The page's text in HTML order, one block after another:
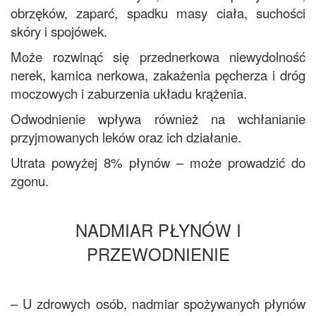
obrzęków, zaparć, spadku masy ciała, suchości
skóry i spojówek.
Może rozwinąć się przednerkowa niewydolność
nerek, kamica nerkowa, zakażenia pęcherza i dróg
moczowych i zaburzenia układu krążenia.
Odwodnienie wpływa również na wchłanianie
przyjmowanych leków oraz ich działanie.
Utrata powyżej 8% płynów – może prowadzić do
zgonu.
NADMIAR PŁYNÓW I
PRZEWODNIENIE
– U zdrowych osób, nadmiar spożywanych płynów